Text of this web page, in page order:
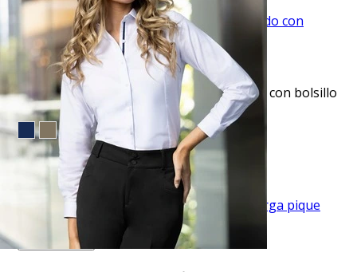
VISTA RAPIDA
Pantalón de vestir slim fit gris texturizado con bolsillo
oculto manhattan
$53.95
TU TERCERA PRENDA GRATIS
VISTA RAPIDA